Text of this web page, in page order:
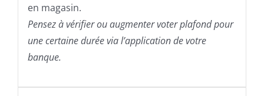
en magasin.
Pensez à vérifier ou augmenter voter plafond pour
une certaine durée via l’application de votre
banque.